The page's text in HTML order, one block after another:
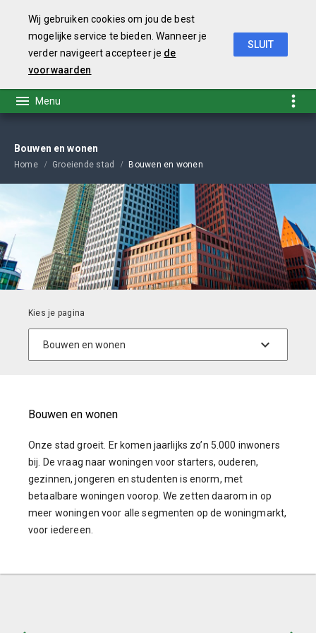
Bouwen en wonen
Home Groeiende stad Bouwen en wonen
Bouwen en wonen
Onze stad groeit. Er komen jaarlijks zo’n 5.000 inwoners
bij. De vraag naar woningen voor starters, ouderen,
gezinnen, jongeren en studenten is enorm, met
betaalbare woningen voorop. We zetten daarom in op
meer woningen voor alle segmenten op de woningmarkt,
voor iedereen.
Wij gebruiken cookies om jou de best
mogelijke service te bieden. Wanneer je
verder navigeert accepteer je de
voorwaarden
SLUIT